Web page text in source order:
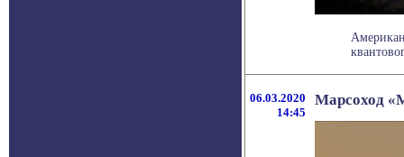
06.03.2020
14:45
Марсоход